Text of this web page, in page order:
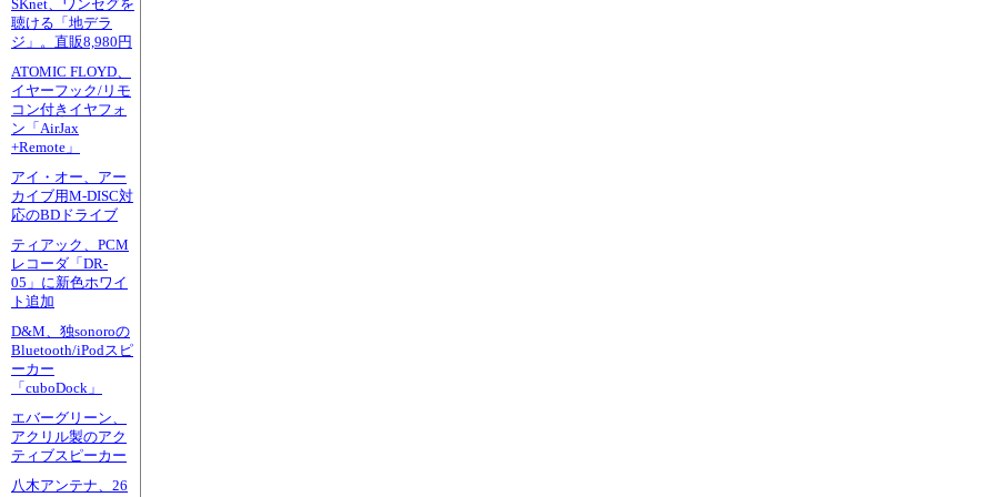
SKnet、ワンセグを
聴ける「地デラ
ジ」。直販8,980円
ATOMIC FLOYD、
イヤーフック/リモ
コン付きイヤフォ
ン「AirJax
+Remote」
アイ・オー、アー
カイブ用M-DISC対
応のBDドライブ
ティアック、PCM
レコーダ「DR-
05」に新色ホワイ
ト追加
D&M、独sonoroの
Bluetooth/iPodスピ
ーカー
「cuboDock」
エバーグリーン、
アクリル製のアク
ティブスピーカー
八木アンテナ、26